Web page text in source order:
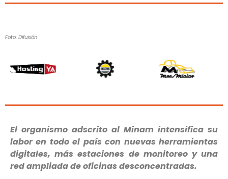
Foto: Difusión
El organismo adscrito al Minam intensifica su
labor en todo el país con nuevas herramientas
digitales, más estaciones de monitoreo y una
red ampliada de oficinas desconcentradas.